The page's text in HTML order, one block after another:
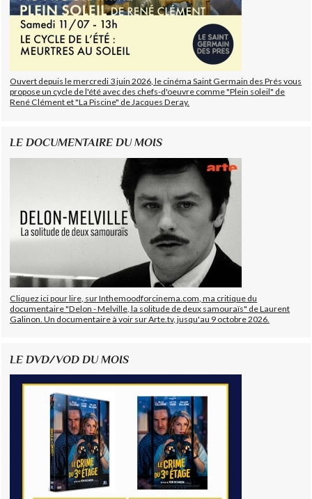
Ouvert depuis le mercredi 3 juin 2026, le cinéma Saint Germain des Prés vous
propose un cycle de l'été avec des chefs-d'oeuvre comme "Plein soleil" de
René Clément et "La Piscine" de Jacques Deray.
LE DOCUMENTAIRE DU MOIS
Cliquez ici pour lire, sur Inthemoodforcinema.com, ma critique du
documentaire "Delon - Melville, la solitude de deux samouraïs" de Laurent
Galinon. Un documentaire à voir sur Arte.tv, jusqu'au 9 octobre 2026.
LE DVD/VOD DU MOIS